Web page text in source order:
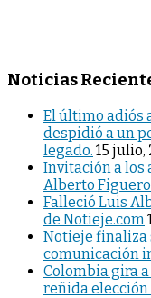
Noticias
El último adiós
despidió a un
legado. 15 julio,
Invitación a los
Alberto
Falleció Luis
de Notieje.com
Notieje finaliza
comunicación
Colombia gira
reñida